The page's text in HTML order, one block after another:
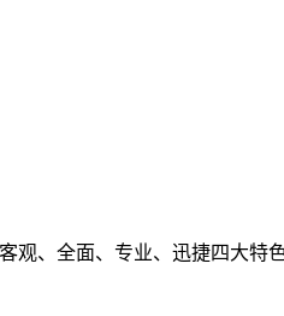
观、全面、专业、迅捷四大特